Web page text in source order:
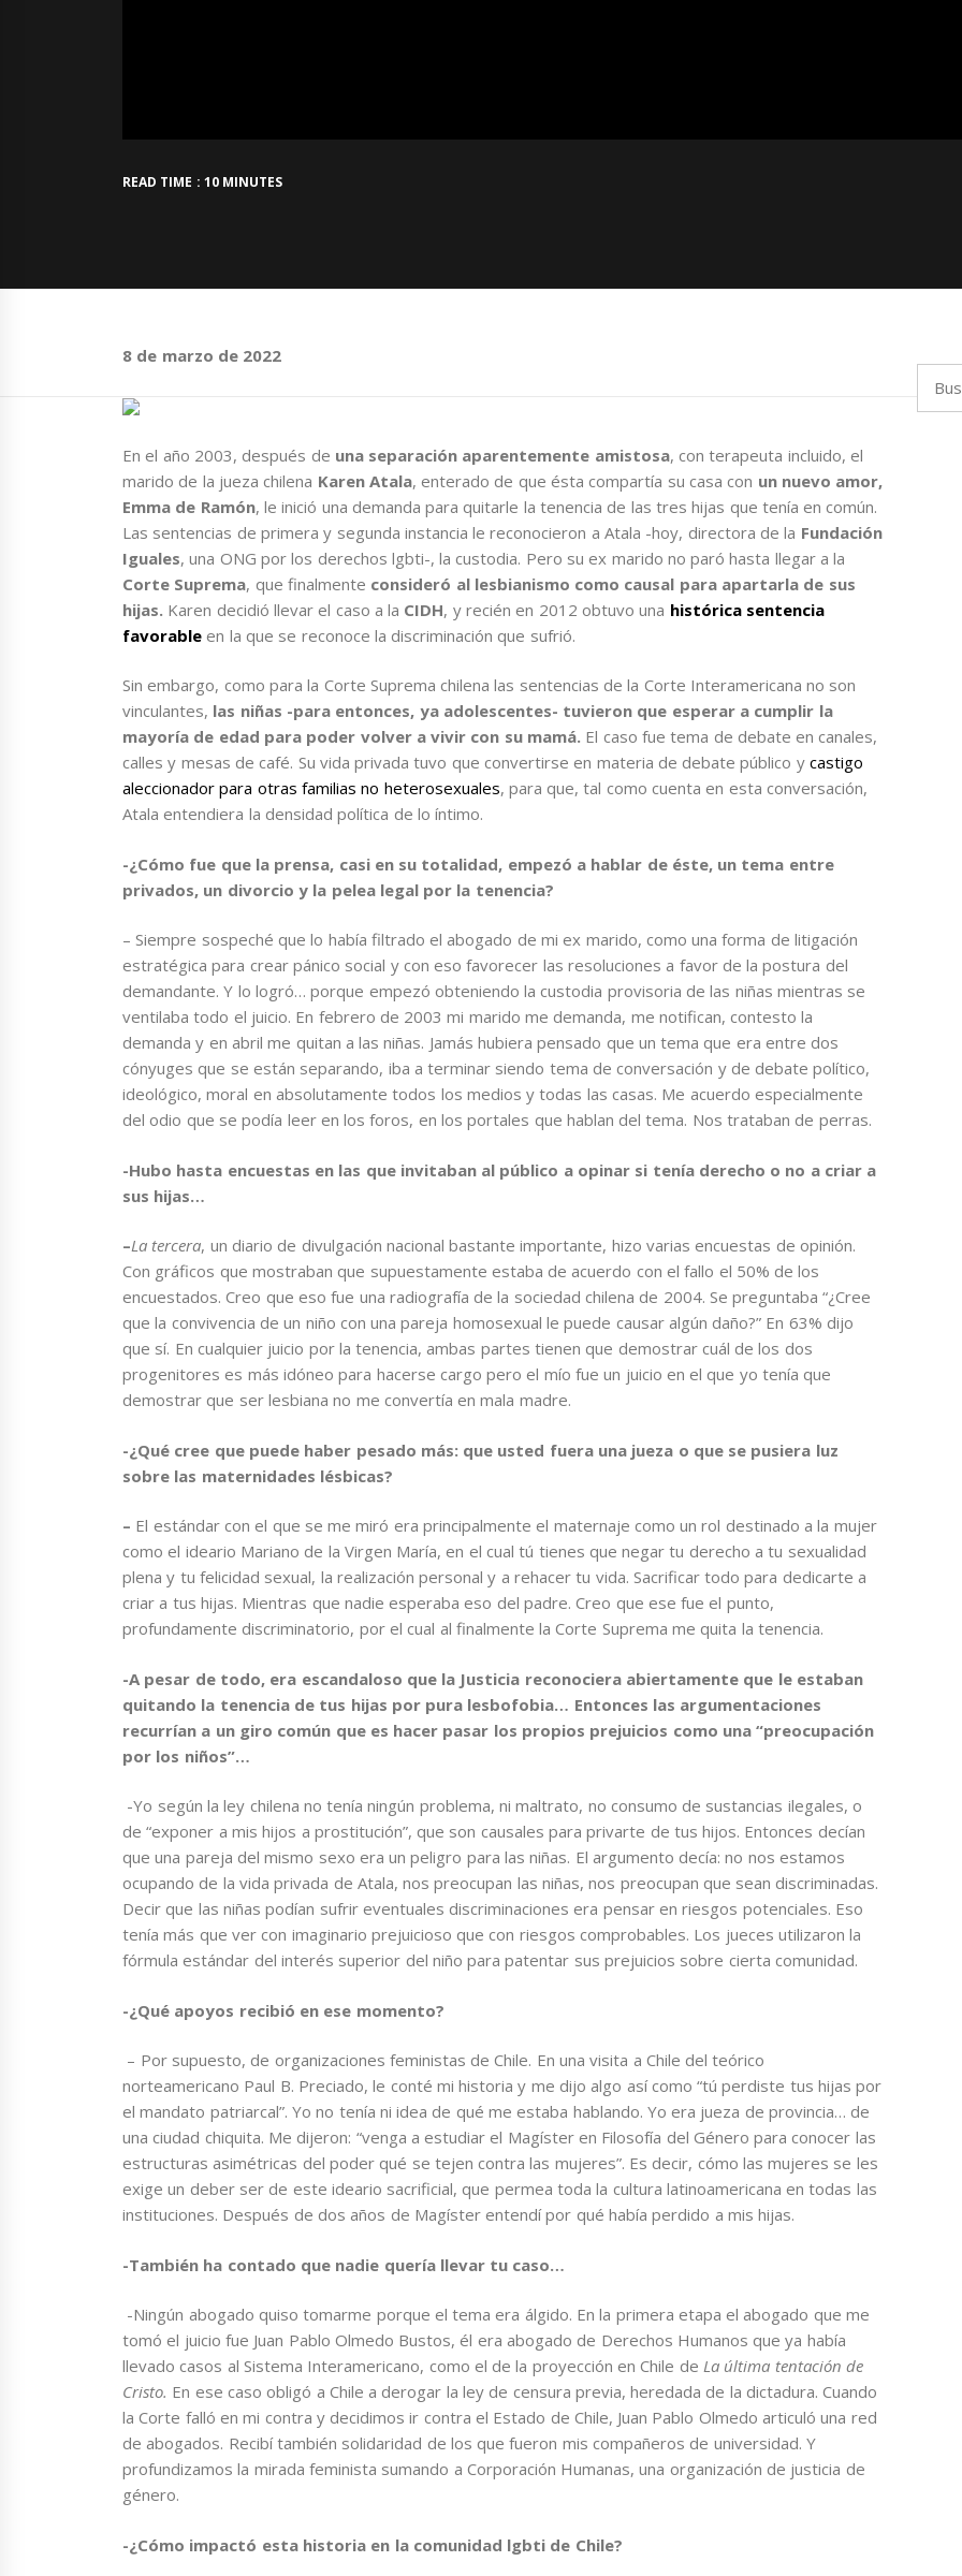
READ TIME : 10 MINUTES
8 de marzo de 2022
En el año 2003, después de una separación aparentemente amistosa, con terapeuta incluido, el
marido de la jueza chilena Karen Atala, enterado de que ésta compartía su casa con un nuevo amor,
Emma de Ramón, le inició una demanda para quitarle la tenencia de las tres hijas que tenía en común.
Las sentencias de primera y segunda instancia le reconocieron a Atala -hoy, directora de la Fundación
Iguales, una ONG por los derechos lgbti-, la custodia. Pero su ex marido no paró hasta llegar a la
Corte Suprema, que finalmente consideró al lesbianismo como causal para apartarla de sus
hijas. Karen decidió llevar el caso a la CIDH, y recién en 2012 obtuvo una histórica sentencia
favorable en la que se reconoce la discriminación que sufrió.
Sin embargo, como para la Corte Suprema chilena las sentencias de la Corte Interamericana no son
vinculantes, las niñas -para entonces, ya adolescentes- tuvieron que esperar a cumplir la
mayoría de edad para poder volver a vivir con su mamá. El caso fue tema de debate en canales,
calles y mesas de café. Su vida privada tuvo que convertirse en materia de debate público ycastigo
aleccionador para otras familias no heterosexuales, para que, tal como cuenta en esta conversación,
Atala entendiera la densidad política de lo íntimo.
-¿Cómo fue que la prensa, casi en su totalidad, empezó a hablar de éste, un tema entre
privados, un divorcio y la pelea legal por la tenencia?
– Siempre sospeché que lo había filtrado el abogado de mi ex marido, como una forma de litigación
estratégica para crear pánico social y con eso favorecer las resoluciones a favor de la postura del
demandante. Y lo logró… porque empezó obteniendo la custodia provisoria de las niñas mientras se
ventilaba todo el juicio. En febrero de 2003 mi marido me demanda, me notifican, contesto la
demanda y en abril me quitan a las niñas. Jamás hubiera pensado que un tema que era entre dos
cónyuges que se están separando, iba a terminar siendo tema de conversación y de debate político,
ideológico, moral en absolutamente todos los medios y todas las casas. Me acuerdo especialmente
del odio que se podía leer en los foros, en los portales que hablan del tema. Nos trataban de perras.
-Hubo hasta encuestas en las que invitaban al público a opinar si tenía derecho o no a criar a
sus hijas…
–La tercera, un diario de divulgación nacional bastante importante, hizo varias encuestas de opinión.
Con gráficos que mostraban que supuestamente estaba de acuerdo con el fallo el 50% de los
encuestados. Creo que eso fue una radiografía de la sociedad chilena de 2004. Se preguntaba “¿Cree
que la convivencia de un niño con una pareja homosexual le puede causar algún daño?” En 63% dijo
que sí. En cualquier juicio por la tenencia, ambas partes tienen que demostrar cuál de los dos
progenitores es más idóneo para hacerse cargo pero el mío fue un juicio en el que yo tenía que
demostrar que ser lesbiana no me convertía en mala madre.
-¿Qué cree que puede haber pesado más: que usted fuera una jueza o que se pusiera luz
sobre las maternidades lésbicas?
– El estándar con el que se me miró era principalmente el maternaje como un rol destinado a la mujer
como el ideario Mariano de la Virgen María, en el cual tú tienes que negar tu derecho a tu sexualidad
plena y tu felicidad sexual, la realización personal y a rehacer tu vida. Sacrificar todo para dedicarte a
criar a tus hijas. Mientras que nadie esperaba eso del padre. Creo que ese fue el punto,
profundamente discriminatorio, por el cual al finalmente la Corte Suprema me quita la tenencia.
-A pesar de todo, era escandaloso que la Justicia reconociera abiertamente que le estaban
quitando la tenencia de tus hijas por pura lesbofobia… Entonces las argumentaciones
recurrían a un giro común que es hacer pasar los propios prejuicios como una “preocupación
por los niños”…
-Yo según la ley chilena no tenía ningún problema, ni maltrato, no consumo de sustancias ilegales, o
de “exponer a mis hijos a prostitución”, que son causales para privarte de tus hijos. Entonces decían
que una pareja del mismo sexo era un peligro para las niñas. El argumento decía: no nos estamos
ocupando de la vida privada de Atala, nos preocupan las niñas, nos preocupan que sean discriminadas.
Decir que las niñas podían sufrir eventuales discriminaciones era pensar en riesgos potenciales. Eso
tenía más que ver con imaginario prejuicioso que con riesgos comprobables. Los jueces utilizaron la
fórmula estándar del interés superior del niño para patentar sus prejuicios sobre cierta comunidad.
-¿Qué apoyos recibió en ese momento?
– Por supuesto, de organizaciones feministas de Chile. En una visita a Chile del teórico
norteamericano Paul B. Preciado, le conté mi historia y me dijo algo así como “tú perdiste tus hijas por
el mandato patriarcal”. Yo no tenía ni idea de qué me estaba hablando. Yo era jueza de provincia… de
una ciudad chiquita. Me dijeron: “venga a estudiar el Magíster en Filosofía del Género para conocer las
estructuras asimétricas del poder qué se tejen contra las mujeres”. Es decir, cómo las mujeres se les
exige un deber ser de este ideario sacrificial, que permea toda la cultura latinoamericana en todas las
instituciones. Después de dos años de Magíster entendí por qué había perdido a mis hijas.
-También ha contado que nadie quería llevar tu caso…
-Ningún abogado quiso tomarme porque el tema era álgido. En la primera etapa el abogado que me
tomó el juicio fue Juan Pablo Olmedo Bustos, él era abogado de Derechos Humanos que ya había
llevado casos al Sistema Interamericano, como el de la proyección en Chile de La última tentación de
Cristo. En ese caso obligó a Chile a derogar la ley de censura previa, heredada de la dictadura. Cuando
la Corte falló en mi contra y decidimos ir contra el Estado de Chile, Juan Pablo Olmedo articuló una red
de abogados. Recibí también solidaridad de los que fueron mis compañeros de universidad. Y
profundizamos la mirada feminista sumando a Corporación Humanas, una organización de justicia de
género.
-¿Cómo impactó esta historia en la comunidad lgbti de Chile?